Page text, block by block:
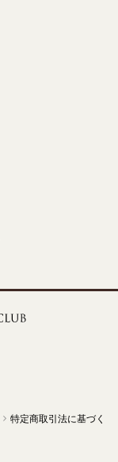
特定商取引法に基づく